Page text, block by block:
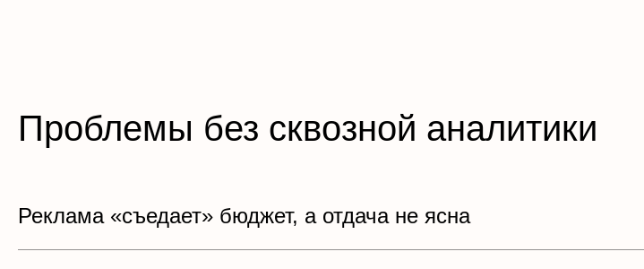
Проблемы без сквозной аналитики
Реклама «съедает» бюджет, а отдача не ясна